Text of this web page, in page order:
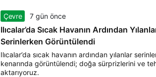
Çevre 7 gün önce
Ilıcalar’da Sıcak Havanın Ardından
Serinlerken Görüntülendi
Ilıcalar’da sıcak havanın ardından yılanlar
kenarında görüntülendi; doğa sürprizlerini ve
aktarıyoruz.